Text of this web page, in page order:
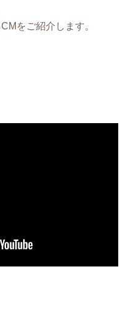
をご紹介します。